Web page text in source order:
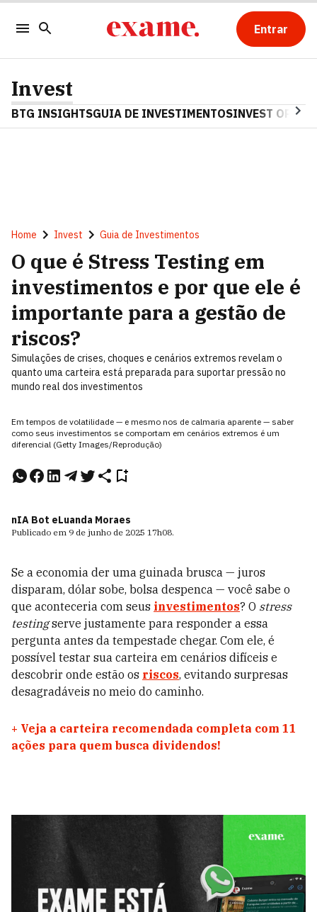
Entrar
Invest
BTG INSIGHTSGUIA DE INVESTIMENTOSINVEST OPINA
Home Invest Guia de Investimentos
O que é Stress Testing em
investimentos e por que ele é
importante para a gestão de
riscos?
Simulações de crises, choques e cenários extremos revelam o
quanto uma carteira está preparada para suportar pressão no
mundo real dos investimentos
Em tempos de volatilidade — e mesmo nos de calmaria aparente — saber
como seus investimentos se comportam em cenários extremos é um
diferencial (Getty Images/Reprodução)
nIA Bot eLuanda Moraes
Publicado em 9 de junho de 2025 17h08.
Se a economia der uma guinada brusca — juros
disparam, dólar sobe, bolsa despenca — você sabe o
que aconteceria com seus investimentos? O stress
testingserve justamente para responder a essa
pergunta antes da tempestade chegar. Com ele, é
possível testar sua carteira em cenários difíceis e
descobrir onde estão os riscos, evitando surpresas
desagradáveis no meio do caminho.
+ Veja a carteira recomendada completa com 11
ações para quem busca dividendos!